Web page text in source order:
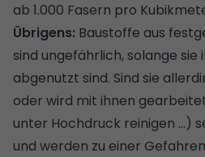
ab 1.000 Fasern pro
Übrigens: Baustoffe aus
sind ungefährlich, solange
abgenutzt sind. Sind sie
oder wird mit ihnen
unter Hochdruck reinigen ...)
und werden zu einer